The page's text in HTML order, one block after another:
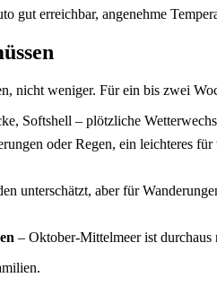
gut erreichbar, angenehme
nicht weniger. Für ein bis zwei
Softshell – plötzliche
oder Regen, ein leichteres für
unterschätzt, aber für
– Oktober-Mittelmeer ist durchaus